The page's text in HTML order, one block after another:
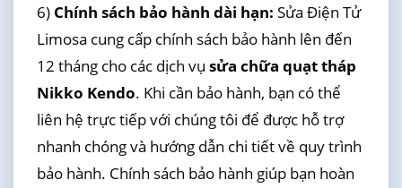
6) Chính sách bảo hành dài hạn: Sửa Điện Tử
Limosa cung cấp chính sách bảo hành lên đến
12 tháng cho các dịch vụ sửa chữa quạt tháp
Nikko Kendo. Khi cần bảo hành, bạn có thể
liên hệ trực tiếp với chúng tôi để được hỗ trợ
nhanh chóng và hướng dẫn chi tiết về quy trình
bảo hành. Chính sách bảo hành giúp bạn hoàn